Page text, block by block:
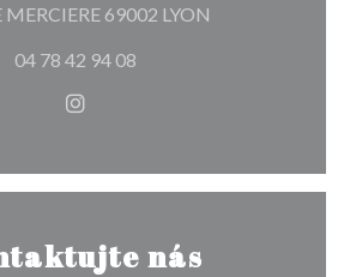
MERCIERE 69002 LYON
04 78 42 94 08
Instagram ((otevře se v
nás